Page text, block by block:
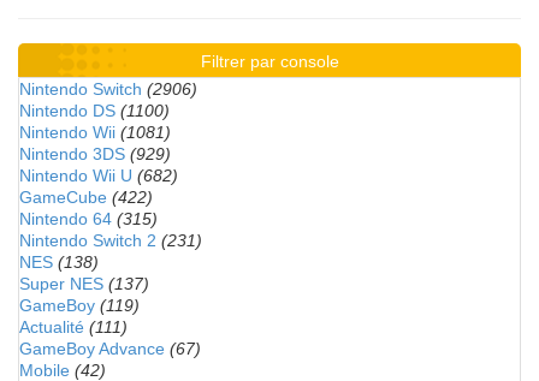
Filtrer par console
Nintendo Switch (2906)
Nintendo DS (1100)
Nintendo Wii (1081)
Nintendo 3DS (929)
Nintendo Wii U (682)
GameCube (422)
Nintendo 64 (315)
Nintendo Switch 2 (231)
NES (138)
Super NES (137)
GameBoy (119)
Actualité (111)
GameBoy Advance (67)
Mobile (42)